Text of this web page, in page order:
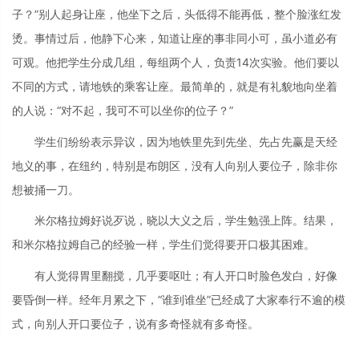
子？”别人起身让座，他坐下之后，头低得不能再低，整个脸涨红发
烫。事情过后，他静下心来，知道让座的事非同小可，虽小道必有
可观。他把学生分成几组，每组两个人，负责14次实验。他们要以
不同的方式，请地铁的乘客让座。最简单的，就是有礼貌地向坐着
的人说：“对不起，我可不可以坐你的位子？”
学生们纷纷表示异议，因为地铁里先到先坐、先占先赢是天经
地义的事，在纽约，特别是布朗区，没有人向别人要位子，除非你
想被捅一刀。
米尔格拉姆好说歹说，晓以大义之后，学生勉强上阵。结果，
和米尔格拉姆自己的经验一样，学生们觉得要开口极其困难。
有人觉得胃里翻搅，几乎要呕吐；有人开口时脸色发白，好像
要昏倒一样。经年月累之下，“谁到谁坐”已经成了大家奉行不逾的模
式，向别人开口要位子，说有多奇怪就有多奇怪。